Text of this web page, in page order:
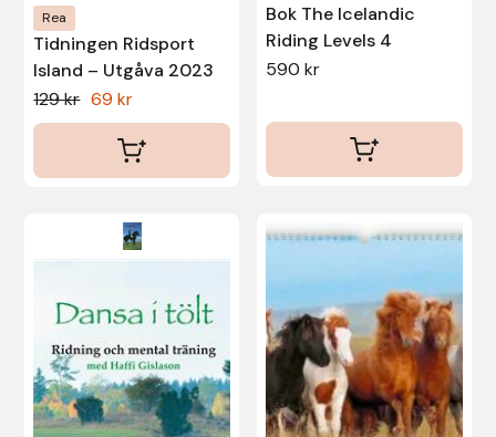
Rea
Tidningen Ridsport
Island – Utgåva 2023
129kr Det
ursprungliga
priset
129 kr.
69krDet
nuvarande
priset
69 kr.
Bok The Icelandic
Riding Levels 4
590 kr
Pikeur
Professional’s Choice
Redback
Roeckl
Safehorse of Sweden
Saltverk